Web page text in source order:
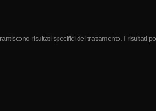
risultati specifici del trattamento. I risultati